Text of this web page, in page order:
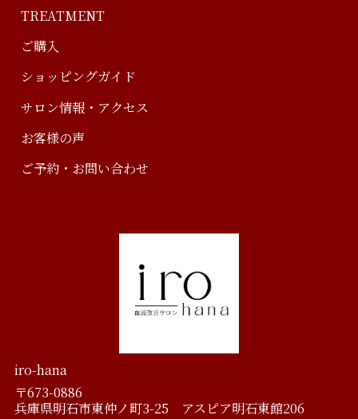
TREATMENT
ご購入
ショッピングガイド
サロン情報・アクセス
お客様の声
ご予約・お問い合わせ
iro-hana
〒673-0886
兵庫県明石市東仲ノ町3-25 アスピア明石東館206